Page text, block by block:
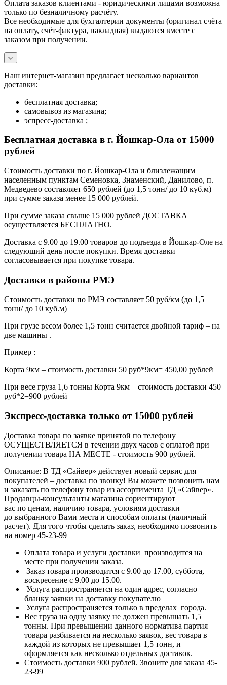
Оплата заказов клиентами - юридическими лицами возможна
только по безналичному расчёту.
Все необходимые для бухгалтерии документы (оригинал счёта
на оплату, счёт-фактура, накладная) выдаются вместе с
заказом при получении.
Наш интернет-магазин предлагает несколько вариантов
доставки:
бесплатная доставка;
самовывоз из магазина;
эспресс-доставка ;
Бесплатная доставка в г. Йошкар-Ола от 15000
рублей
Стоимость доставки по г. Йошкар-Ола и близлежащим
населенным пунктам Семеновка, Знаменский, Данилово, п.
Медведево составляет 650 рублей (до 1,5 тонн/ до 10 куб.м)
при сумме заказа менее 15 000 рублей.
При сумме заказа свыше 15 000 рублей ДОСТАВКА
осуществляется БЕСПЛАТНО.
Доставка с 9.00 до 19.00 товаров до подъезда в Йошкар-Оле на
следующий день после покупки. Время доставки
согласовывается при покупке товара.
Доставки в районы РМЭ
Стоимость доставки по РМЭ составляет 50 руб/км (до 1,5
тонн/ до 10 куб.м)
При грузе весом более 1,5 тонн считается двойной тариф – на
две машины .
Пример :
Корта 9км – стоимость доставки 50 руб*9км= 450,00 рублей
При весе груза 1,6 тонны Корта 9км – стоимость доставки 450
руб*2=900 рублей
Экспресс-доставка только от 15000 рублей
Доставка товара по заявке принятой по телефону
ОСУЩЕСТВЛЯЕТСЯ в течении двух часов с оплатой при
получении товара НА МЕСТЕ - стоимость 900 рублей.
Описание: В ТД «Сайвер» действует новый сервис для
покупателей – доставка по звонку! Вы можете позвонить нам
и заказать по телефону товар из ассортимента ТД «Сайвер».
Продавцы-консультанты магазина сориентируют
вас по ценам, наличию товара, условиям доставки
до выбранного Вами места и способам оплаты (наличный
расчет). Для того чтобы сделать заказ, необходимо позвонить
на номер 45-23-99
Оплата товара и услуги доставки производится на
месте при получении заказа.
Заказ товара производится с 9.00 до 17.00, суббота,
воскресение с 9.00 до 15.00.
Услуга распространяется на один адрес, согласно
бланку заявки на доставку покупателю
Услуга распространяется только в пределах города.
Вес груза на одну заявку не должен превышать 1,5
тонны. При превышении данного норматива партия
товара разбивается на несколько заявок, вес товара в
каждой из которых не превышает 1,5 тонн, и
оформляется как несколько отдельных доставок.
Стоимость доставки 900 рублей. Звоните для заказа 45-
23-99